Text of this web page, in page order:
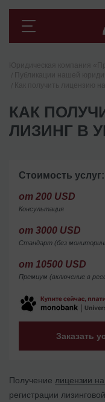
КАК
ЛИЗИНГ В
Стоимость услуг:
от 200 USD
Консультация
от 3000 USD
Стандарт (без
от 10500 USD
Премиум (включение в
Заказать
Получение лицензии
регистрации